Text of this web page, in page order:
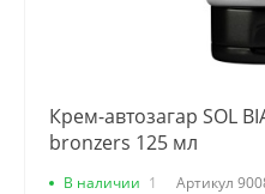
Крем-автозагар SOL
bronzers 125 мл
В наличии 1 Артикул